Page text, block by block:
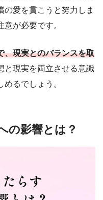
の愛を貫こうと努力しま
が必要です。
、現実とのバランスを取
と現実を両立させる意識
るでしょう。
の影響とは？